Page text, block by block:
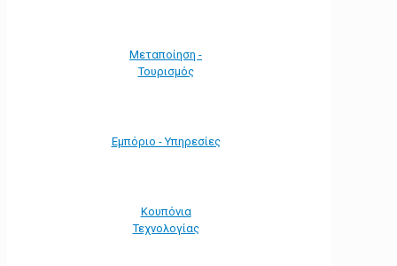
Μεταποίηση -
Τουρισμός
Εμπόριο - Υπηρεσίες
Κουπόνια
Τεχνολογίας